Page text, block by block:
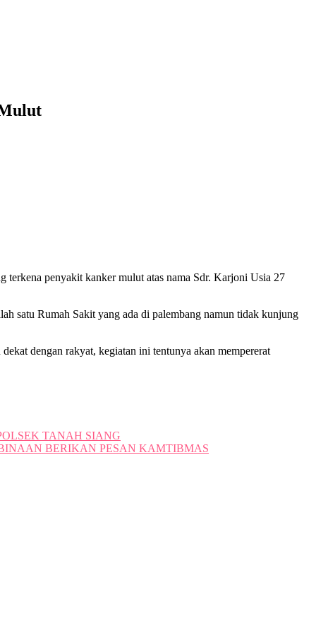
penyakit kanker mulut atas nama Sdr. Karjoni Usia 27
satu Rumah Sakit yang ada di palembang namun tidak kunjung
dengan rakyat, kegiatan ini tentunya akan mempererat
TANAH SIANG
BERIKAN PESAN KAMTIBMAS